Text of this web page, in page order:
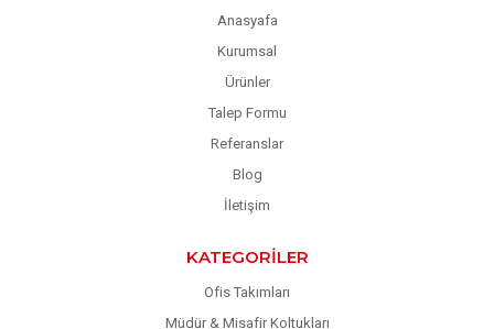
Anasyafa
Kurumsal
Ürünler
Talep Formu
Referanslar
Blog
İletişim
KATEGORILER
Ofis Takımları
Müdür & Misafir Koltukları